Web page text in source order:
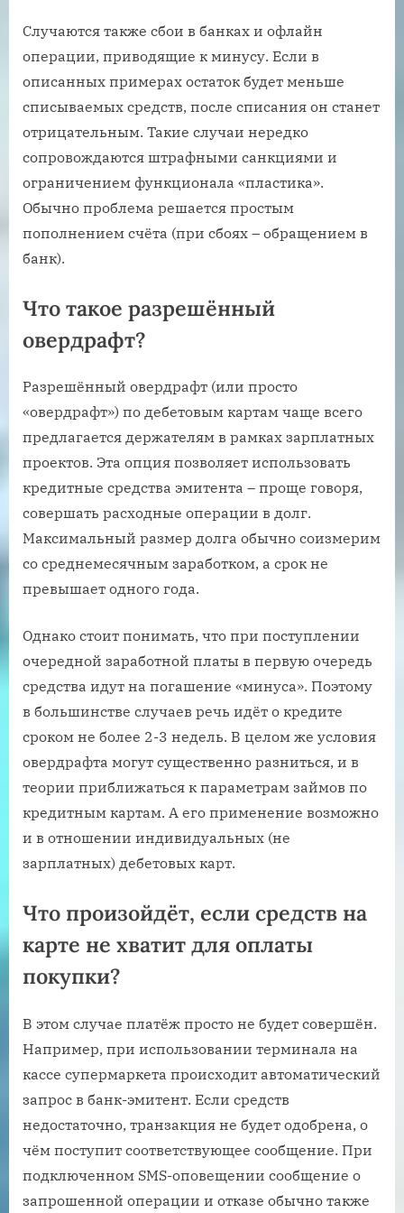
Случаются также сбои в банках и офлайн
операции, приводящие к минусу. Если в
описанных примерах остаток будет меньше
списываемых средств, после списания он станет
отрицательным. Такие случаи нередко
сопровождаются штрафными санкциями и
ограничением функционала «пластика».
Обычно проблема решается простым
пополнением счёта (при сбоях – обращением в
банк).
Что такое разрешённый
овердрафт?
Разрешённый овердрафт (или просто
«овердрафт») по дебетовым картам чаще всего
предлагается держателям в рамках зарплатных
проектов. Эта опция позволяет использовать
кредитные средства эмитента – проще говоря,
совершать расходные операции в долг.
Максимальный размер долга обычно соизмерим
со среднемесячным заработком, а срок не
превышает одного года.
Однако стоит понимать, что при поступлении
очередной заработной платы в первую очередь
средства идут на погашение «минуса». Поэтому
в большинстве случаев речь идёт о кредите
сроком не более 2-3 недель. В целом же условия
овердрафта могут существенно разниться, и в
теории приближаться к параметрам займов по
кредитным картам. А его применение возможно
и в отношении индивидуальных (не
зарплатных) дебетовых карт.
Что произойдёт, если средств на
карте не хватит для оплаты
покупки?
В этом случае платёж просто не будет совершён.
Например, при использовании терминала на
кассе супермаркета происходит автоматический
запрос в банк-эмитент. Если средств
недостаточно, транзакция не будет одобрена, о
чём поступит соответствующее сообщение. При
подключенном SMS-оповещении сообщение о
запрошенной операции и отказе обычно также